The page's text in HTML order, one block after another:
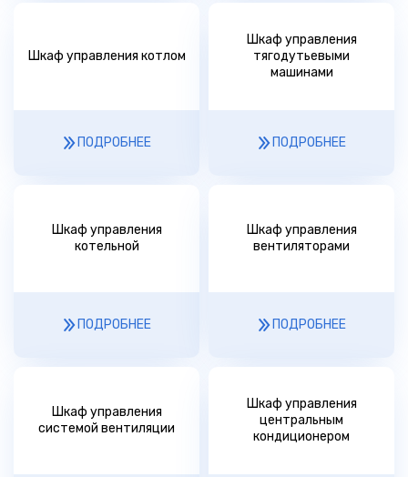
Шкаф управления котлом
ПОДРОБНЕЕ
Шкаф управления
тягодутьевыми
машинами
ПОДРОБНЕЕ
Шкаф управления
котельной
ПОДРОБНЕЕ
Шкаф управления
вентиляторами
ПОДРОБНЕЕ
Шкаф управления
системой вентиляции
Шкаф управления
центральным
кондиционером